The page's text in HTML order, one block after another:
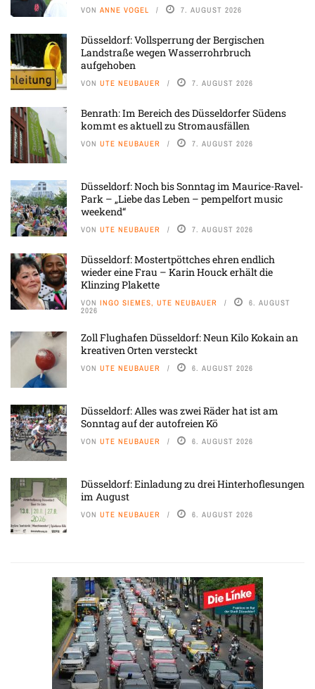
VON ANNE VOGEL 7. AUGUST 2026
Düsseldorf: Vollsperrung der Bergischen
Landstraße wegen Wasserrohrbruch
aufgehoben
VON UTE NEUBAUER 7. AUGUST 2026
Benrath: Im Bereich des Düsseldorfer Südens
kommt es aktuell zu Stromausfällen
VON UTE NEUBAUER 7. AUGUST 2026
Düsseldorf: Noch bis Sonntag im Maurice-Ravel-
Park – „Liebe das Leben – pempelfort music
weekend“
VON UTE NEUBAUER 7. AUGUST 2026
Düsseldorf: Mostertpöttches ehren endlich
wieder eine Frau – Karin Houck erhält die
Klinzing Plakette
VON INGO SIEMES, UTE NEUBAUER 6. AUGUST
2026
Zoll Flughafen Düsseldorf: Neun Kilo Kokain an
kreativen Orten versteckt
VON UTE NEUBAUER 6. AUGUST 2026
Düsseldorf: Alles was zwei Räder hat ist am
Sonntag auf der autofreien Kö
VON UTE NEUBAUER 6. AUGUST 2026
Düsseldorf: Einladung zu drei Hinterhoflesungen
im August
VON UTE NEUBAUER 6. AUGUST 2026